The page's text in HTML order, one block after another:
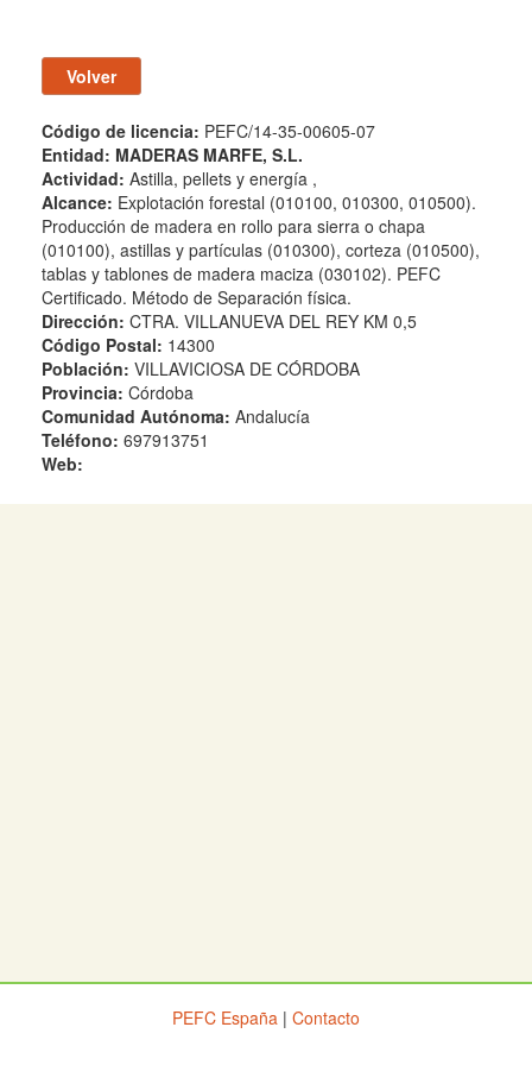
Código de licencia: PEFC/14-35-00605-07
Entidad: MADERAS MARFE, S.L.
Actividad: Astilla, pellets y energía ,
Alcance: Explotación forestal (010100, 010300, 010500).
Producción de madera en rollo para sierra o chapa
(010100), astillas y partículas (010300), corteza (010500),
tablas y tablones de madera maciza (030102). PEFC
Certificado. Método de Separación física.
Dirección: CTRA. VILLANUEVA DEL REY KM 0,5
Código Postal: 14300
Población: VILLAVICIOSA DE CÓRDOBA
Provincia: Córdoba
Comunidad Autónoma: Andalucía
Teléfono: 697913751
Web:
PEFC España | Contacto